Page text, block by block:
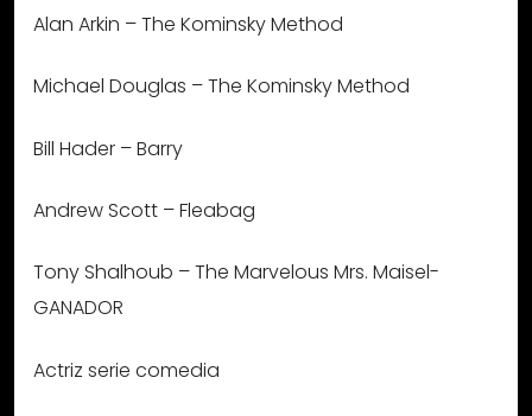
Alan Arkin – The Kominsky Method
Michael Douglas – The Kominsky Method
Bill Hader – Barry
Andrew Scott – Fleabag
Tony Shalhoub – The Marvelous Mrs. Maisel-
GANADOR
Actriz serie comedia